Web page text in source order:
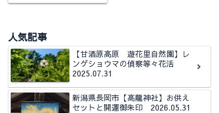
人気記事
【甘酒原高原 遊花里自然園】レ
ンゲショウマの偵察等々花活
2025.07.31
新潟県長岡市【高龍神社】お供え
セットと開運御朱印 2026.05.31